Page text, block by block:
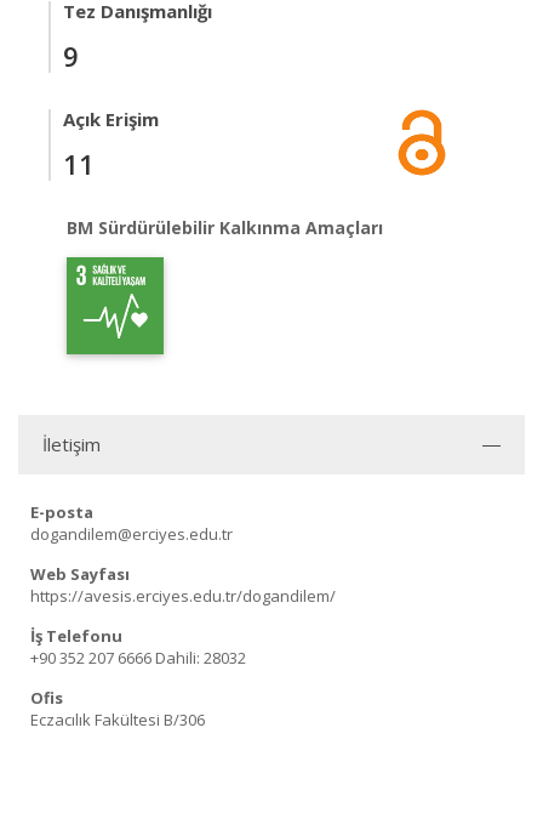
Tez Danışmanlığı
9
Açık Erişim
11
BM Sürdürülebilir Kalkınma Amaçları
İletişim
E-posta
dogandilem@erciyes.edu.tr
Web Sayfası
https://avesis.erciyes.edu.tr/dogandilem/
İş Telefonu
+90 352 207 6666 Dahili: 28032
Ofis
Eczacılık Fakültesi B/306